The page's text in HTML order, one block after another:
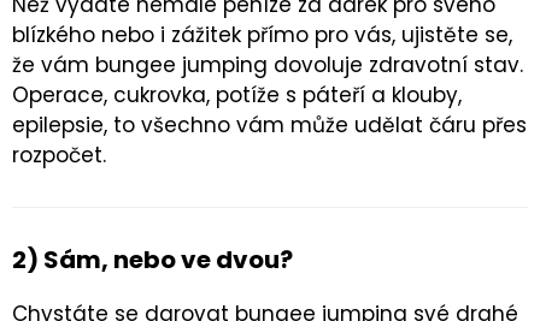
blízkého nebo i zážitek přímo pro vás, ujistěte se,
že vám bungee jumping dovoluje zdravotní stav.
Operace, cukrovka, potíže s páteří a klouby,
epilepsie, to všechno vám může udělat čáru přes
rozpočet.
2) Sám, nebo ve dvou?
Chystáte se darovat bungee jumping své drahé